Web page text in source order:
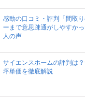
感動の口コミ・評判「間取
ーまで意思疎通がしやすか
人の声
サイエンスホームの評判は
坪単価を徹底解説